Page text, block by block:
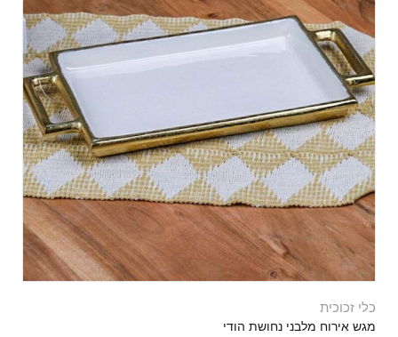
כלי זכוכית
מגש אירוח מלבני נחושת הודי